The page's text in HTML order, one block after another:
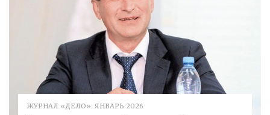
ЖУРНАЛ «ДЕЛО»: ЯНВАРЬ 2026